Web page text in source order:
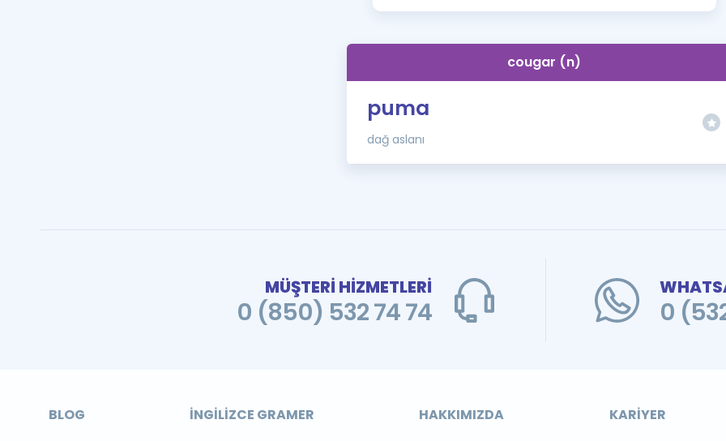
İngilizce Gramer
cougar (n)
puma
dağ aslanı
MÜŞTERİ HİZMETLERİ
0 (850) 532 74 74 0
BLOG İNGILIZCE GRAMER HAKKIMIZDA KARIYER